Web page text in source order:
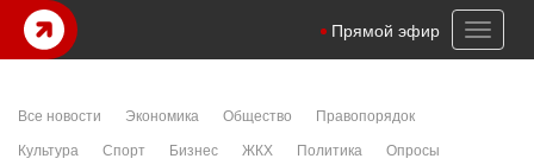
Toggle
Прямой эфир
Все новости Экономика Общество
Правопорядок
Культура
Спорт Бизнес ЖКХ Политика
Опросы